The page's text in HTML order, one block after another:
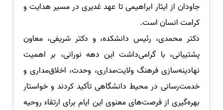
جاودان از ایثار ابراهیمی تا عهد غدیری در مسیر هدایت و
کرامت انسان است.
دکتر محمدی، رئیس دانشکده، و دکتر شریفی، معاون
پشتیبانی، با گرامی‌داشت این دهه نورانی، بر اهمیت
نهادینه‌سازی فرهنگ ولایت‌مداری، وحدت، اخلاق‌مداری و
خدمت‌رسانی در محیط دانشگاهی تأکید کردند و خواستار
بهره‌گیری از فرصت‌های معنوی این ایام برای ارتقاء روحیه